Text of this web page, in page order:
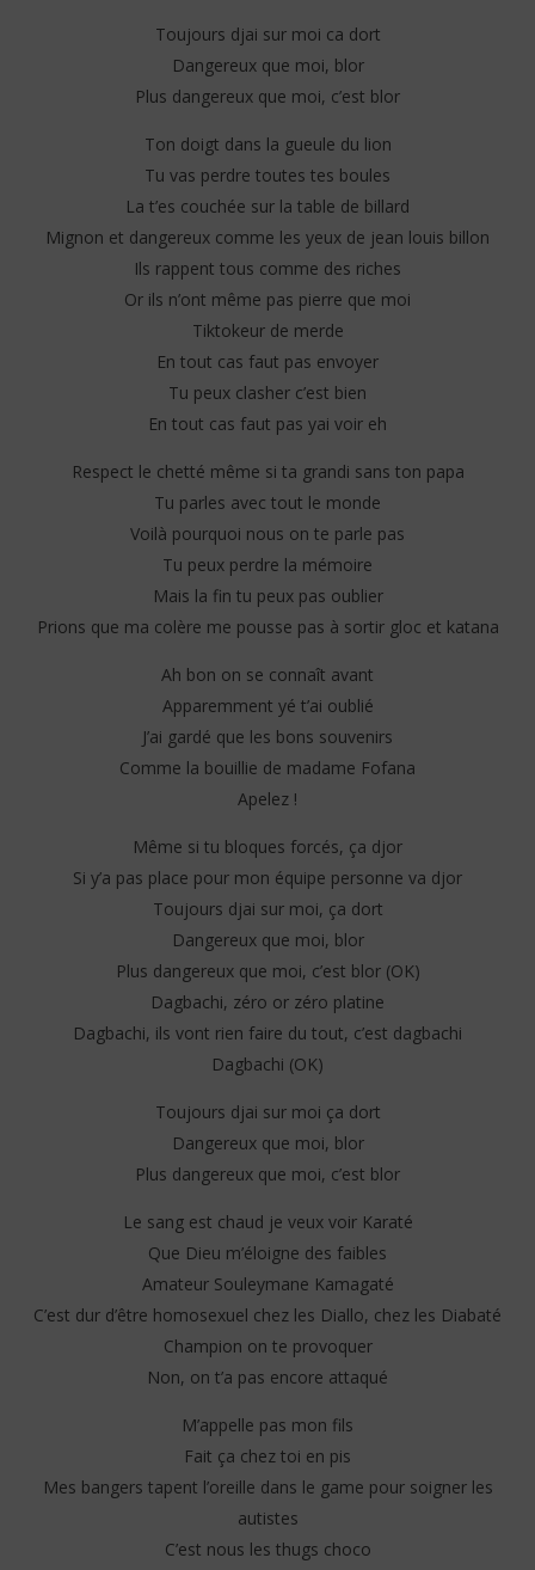
Toujours djai sur moi ca dort
Dangereux que moi, blor
Plus dangereux que moi, c’est blor
Ton doigt dans la gueule du lion
Tu vas perdre toutes tes boules
La t’es couchée sur la table de billard
Mignon et dangereux comme les yeux de jean louis billon
Ils rappent tous comme des riches
Or ils n’ont même pas pierre que moi
Tiktokeur de merde
En tout cas faut pas envoyer
Tu peux clasher c’est bien
En tout cas faut pas yai voir eh
Respect le chetté même si ta grandi sans ton papa
Tu parles avec tout le monde
Voilà pourquoi nous on te parle pas
Tu peux perdre la mémoire
Mais la fin tu peux pas oublier
Prions que ma colère me pousse pas à sortir gloc et katana
Ah bon on se connaît avant
Apparemment yé t’ai oublié
J’ai gardé que les bons souvenirs
Comme la bouillie de madame Fofana
Apelez !
Même si tu bloques forcés, ça djor
Si y’a pas place pour mon équipe personne va djor
Toujours djai sur moi, ça dort
Dangereux que moi, blor
Plus dangereux que moi, c’est blor (OK)
Dagbachi, zéro or zéro platine
Dagbachi, ils vont rien faire du tout, c’est dagbachi
Dagbachi (OK)
Toujours djai sur moi ça dort
Dangereux que moi, blor
Plus dangereux que moi, c’est blor
Le sang est chaud je veux voir Karaté
Que Dieu m’éloigne des faibles
Amateur Souleymane Kamagaté
C’est dur d’être homosexuel chez les Diallo, chez les Diabaté
Champion on te provoquer
Non, on t’a pas encore attaqué
M’appelle pas mon fils
Fait ça chez toi en pis
Mes bangers tapent l’oreille dans le game pour soigner les
autistes
C’est nous les thugs choco